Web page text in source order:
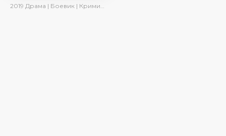
2019 Драма | Боевик | Криминал